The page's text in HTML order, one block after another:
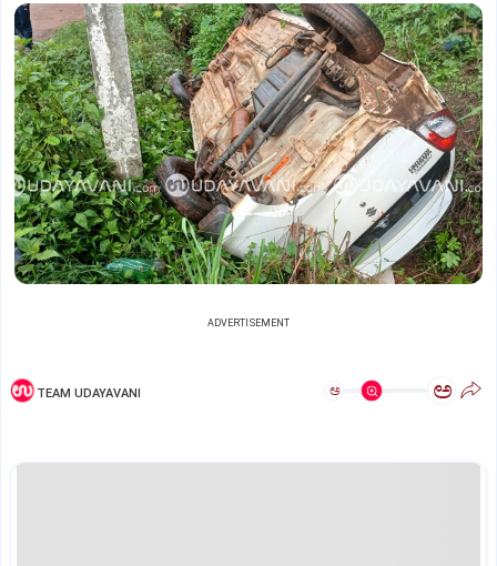
ADVERTISEMENT
TEAM UDAYAVANI ಅ ಅ